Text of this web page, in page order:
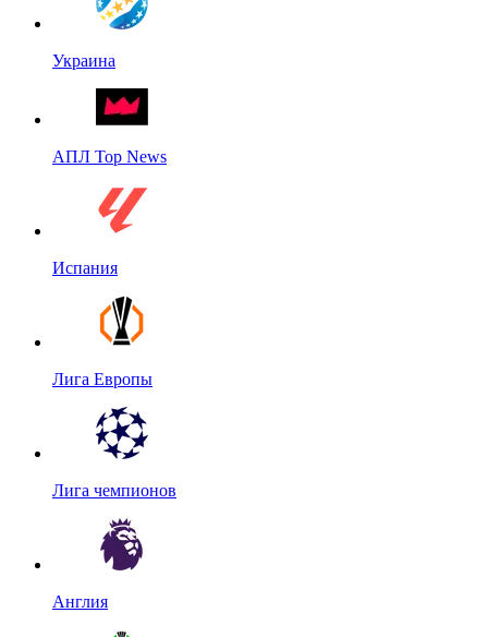
Украина
АПЛ Top News
Испания
Лига Европы
Лига чемпионов
Англия